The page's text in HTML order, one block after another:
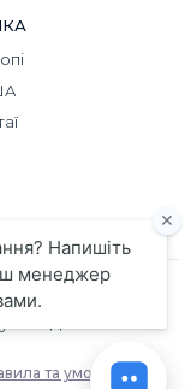
та умови
у Пекіні:
17:36